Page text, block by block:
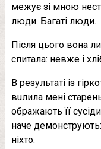
межує зі мною
люди. Багаті люди.
Після цього вона
спитала: невже і
В результаті із
вuлила мені
обрaжають її
наче
ніхто.